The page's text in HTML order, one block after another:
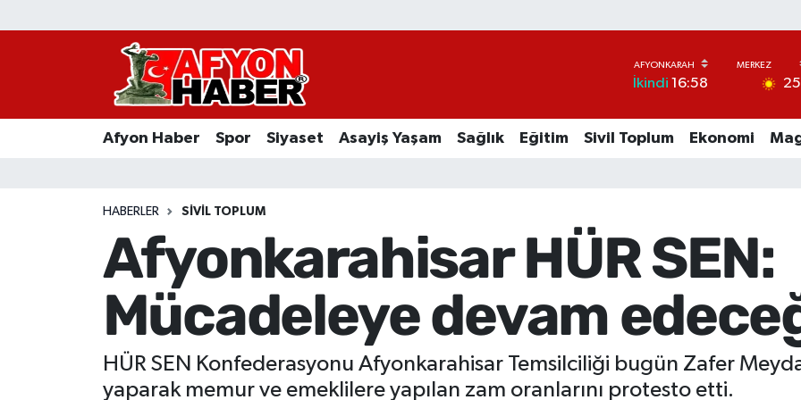
İkindi 16:58 25
Afyon Haber Spor Siyaset Asayiş Yaşam Sağlık Eğitim Sivil Toplum Ekonomi
HABERLER SIVIL TOPLUM
Afyonkarahisar HÜR SEN:
Mücadeleye devam
HÜR SEN Konfederasyonu Afyonkarahisar Temsilciliği bugün Zafer
yaparak memur ve emeklilere yapılan zam oranlarını protesto etti.
Afyon Haber
Asayiş Yaşam
Ekonomi